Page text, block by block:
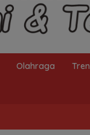
Olahraga